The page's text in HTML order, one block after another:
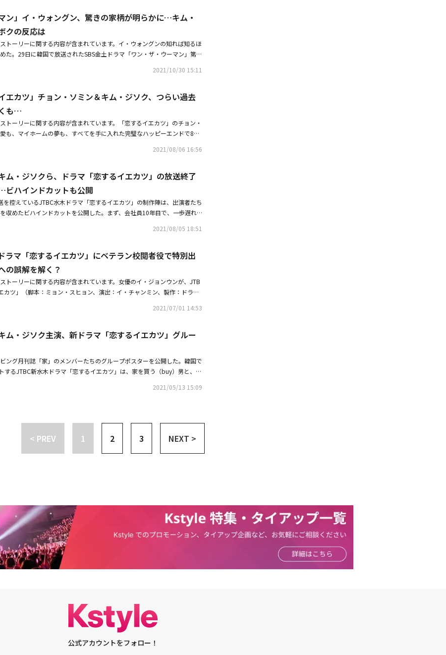
模範タクシー2」）、キム・テリ（「悪鬼」）◆最優秀演技賞シーズン制ド
・ソンギョン（「浪漫ドクターキム・サブ3」）◆最優秀演技賞ミニシリ
ン、キム・ユジョン（「マイ・デーモン」）◆最優秀演技賞ミニシリー
パク・ソンウン（「国民死刑投票」）、ムン・チェウォン（「ペイバック
・ジェハ、ピョ・イェジン（「模範タクシー2」）◆優秀演技賞 ミニシリ
・ジュン（「7人の脱出」）、ホン・ギョン（「悪鬼」）、イ・ユビ
ン・ソンギュ（「悪鬼」）◆今年のチーム：ドルダムズ（「浪漫ドクター
ーズン制ドラマ：ペ・ユラム、チャン・ヒョクジン（「模範タクシー
ファースト・レスポンダーズ 緊急出動チーム」）◆助演ミニシリーズ メ
ォン、ソ・ジョンヨン（「車輪」「マイ・デーモン」）◆助演賞 ミニシ
）、ハン・ジアン（「浪漫ドクターキム・サブ3」）、パク・ソイ（「悪
「模範タクシー2」）◆新人演技賞：カン・ユソク（「ペイバック～金と
ム（「国民死刑投票」）、キム・ドフン（「7人の脱出」）、ヤン・ヘジ
ン（「浪漫ドクターキム・サブ3」）、イ・ホンネ（「浪漫ドクターキ
子のク・ガンモ（チン・ソンギュ）の遺言に従って遺品を孫娘のサニョン
品によって悪鬼に取り憑かれることになる。最後に圧倒的な存在感を誇示
ニョンの父親であり民俗学科の教授ク・ガンモ役で特別出演する。ガンモ
の研究に没頭したせいで、学文の領域から脱したと非難される。このよう
たが、諦めず研究を続けていく。そのような状況で人生をひっくり返す試
のつかない選択をしてしまう。「悪鬼」への手掛かりを握っている唯一の
プレイヤーとして活躍する。同作の制作陣は「今回公開した4人の俳優の
別出演する予定だ。作品の半ばに入ると、みんながびっくりする大物俳優
また「このような完璧なキャスティングラインナップを構築することがで
ウニさんのおかげだ。ベテラン俳優たちが作品のバランスを取ってくれ
かげで、完成度を高めることができた。演技までウェルメイドである韓国
挨拶するのでお楽しみに」とコメントした。本作は、韓国で6月23日金曜
タートする。
ために粘り強く生きてきた悪い母親のチン・ヨンスン役を演じる。豚農場
を育てたチン・ヨンスンは、厳しい生活を引き継がせないために悪い母親
・ドヒョンは予期せぬ事故で子供になってしまった検事の息子チェ・ガン
し、徹底して成功のため突っ走っていた彼は、一日にして幼い子になり、
を見逃すことができない堂々とした性格の人物で、帰ってきた故郷で子供
るが、一途に純愛を捧げる男）のパン・サムシク役を務め、愉快なエネル
、村の住民たちまでびっくりさせる、家でも外でも問題を起こす人物だ。
たちの学校は」などを通じてインパクトを残した彼が、憎むことができな
けの色で表現する。圧倒的な存在感で、劇のもう一つの中心を担うチョ
ンの熱演も注目を集めている。チョン・ウンインは次の大統領になるため
国会議員オ・テス役を、チェ・ムソンはオ・テス（チョン・ウンイン）と
ェ・ガンホを利用するウビョクグループの会長ソン・ウビョク役を務めて
ク（ユ・インス）の母パク氏役を、キム・ウォネはチョウ里の色んな出来
務めてコミカルな演技を披露する。各作品ごとに助演の役割をしっかりと
ンヨンは、パク氏（ソ・イスク）の夫でありチョウ里のブレインの青年会
のために自分を犠牲してきたイ・ミジュ（アン・ウンジン）の母チョン氏
る。この以外にも故郷のチョウ里に大規模コンサート会場を立てるという
作曲家のトロット（韓国の演歌）ペクに変身したペク・ヒョンジンの活躍
ターとストーリーが、ストーリーの豊かさを倍増させることが期待されて
快で温かいヒーリングコメディで、これまで見たことがない一風変わった
いと感動を倍増させる出演陣の熱演とシナジー（相乗効果）も楽しみにし
。JTBC新水木ドラマ「良くも、悪くも、だって母親」は全14話で、韓国
この文書1枚でクビになるの？」と怒り「韓国では物議を醸すほど人気検
ゃない。セクハラをした検事もうまくやっているし、昇進が一番早いのは
だ。どうして私だけがクビになるの？」と問い詰めた。するとスンドクは
の味方なのかが最も大事だ。だからお前も財閥のラインになれば良かった
輩として忠告する。これ以上でしゃばるな」と警告した。するとヨンジュ
い、おじさん。検事だったときは検事長の言葉にペコペコしたけれど、今
びにおじさんと呼んだ。そして「喧嘩が一番上手な人って誰なのか知って
って飛びかかる人よ。失うものがないからね。ところが私の検事服を脱
悟しなさい。代価を払わせてもらった後は行政訴訟でここに戻ってくるか
さん」と警告し返した。するとスンドクは「口を開くたびにおじさん、お
誘った。
ン」イ・ウォングン、驚きの家柄が明らかに…キム・
クの反応は
トーリーに関する内容が含まれています。イ・ウォングンの知れば知るほ
た。29日に韓国で放送されたSBS金土ドラマ「ワン・ザ・ウーマン」第1
）の家柄を調査した。この日スンドクは、ユジュンが自分の思い通りに動か
。「アン・ユジュンの家、あまりにも綺麗だ。脱税どころか、ほこり一つ
うものかというと、祖父が模範納税金塔産業勲章をすべてもらった。また
億ウォン（約97億円）の税金を納め、高額納税塔も受けた」という報告
子はなぜ家柄もこうなんだ」と気に入らない顔をした。同じ時刻、スンド
アプリをインストールしたヨンジュの血の繋がっていない叔父ワン・ピル
れを聞いて、ユジュンをヨンジュの夫候補として気に入り、嬉しそうな笑
2021/10/30 15:11
エカツ」チョン・ソミン＆キム・ジソク、つらい過去
も…
トーリーに関する内容が含まれています。「恋するイエカツ」のチョン・
も、マイホームの夢も、すべてを手に入れた完璧なハッピーエンドで8週
ョン・ソミン）とユ・ジャソン（キム・ジソク）は、本人たちも知らない
ンを極端な選択を考えるほど苦しめた張本人だったことが明らかになった
場で一緒に働いた2人は家族のように過ごし、そんなナ・ヨンウォンの父
めておいたお金を貸した。ナ・ヨンウォンの父も不動産詐欺の被害者だっ
いまま姿を消した彼は、ユ・ジャソンにとってはただの衝撃的な裏切りに
実を知ったナ・ヨンウォンは、ユ・ジャソンと別れることにした。そして
ユ・ジャソンは相変わらず家のあちこちに残っているナ・ヨンウォンの痕
えただけではなく、地域の好材料まで念頭に入れたという彼女は、確実に
恋するイエカツ」の社員にも変化が起きた。シン・ギョム（チョン・ゴン
チャン（ユン・ジオン）、ユク・ミラ（イ・ファギョム）、ケ・ジュヒ
大切な人々を招待できる家を購入した。「恋するイエカツ」の第2号カッ
ートに入居して安らかな新婚生活を楽しんだ。まだ再建築されなかった編
ンウォンとユ・ジャソンは、家（House）に愛（Love）を組み合わせた
家（Home）」を作っていった。2人は、愛もマイホームの夢も手に入れ
迎えた。そうしてここ8週間、視聴者に共感と幸せのエネルギーを与えた
程がまくを。昨今の韓国で暮らす人々の最大の話題、マイホームという現実
トコム（シチュエーションコメディ：一話完結で連続放映されるコメディ
な雰囲気の中で視聴者と疎通した「恋するイエカツ」。ここにはミョン・
共感を引き出す筆力とイ・チャンミン監督のスマートで細密な演出が光を
ーリーは、我々の近くにもありそうな現実を収めて、自然に話題を投げかけ
悪人がない」と予告したイ・チャンミン監督の意図通りに、「恋するイエ
テランだ」と言ったイ・チャンミン監督の自信は、チョン・ソミン、キム・
ロマンチストとして多くの視聴者から熱い支持を集めたキム・ジソク、淡
なったサブ男子主人公チョン・ゴンジュ、一度も笑いを逃さなかった相克
とアン・チャンファン、そして存在だけでも最高だったキム・ウォネま
力を持つキャラクターは、画面の中でリアルな存在感を放った。視聴者も
（ケミストリー、相手との相性）を披露した」と口を揃えて絶賛した。家
ジン会社で働いているが、家に対する価値観はバラバラだった「恋するイ
の姿は俳優本人、または我々とも似ていた。誰かにとっては休める場所で
家に対する哲学は違うとしても、多くの人々が良い家を夢見るのかもしれ
るそこは、良い家ですか？」という質問を投げたナ・ヨンウォンの最後の
2021/08/06 16:56
ム・ジソクら、ドラマ「恋するイエカツ」の放送終了
ビハインドカットも公開
を控えているJTBC水木ドラマ「恋するイエカツ」の制作陣は、出演者たち
収めたビハインドカットを公開した。まず、会社員10年目で、一歩遅れ
ンを演じながら、私と異なる部分を理解し、似たような部分は共感しなが
た。最後まで応援してくださった視聴者の皆さんにも心から感謝していま
らない冷徹な男から、恋人に一途な男性へと変化していったユ・ジャソン
するイエカツ』を撮影していて、本当に幸せでした。暖かい笑顔と多くの
ことができて、とても良かったです。そして、苦労していらっしゃる方々
ができて、嬉しかったです。家は、自分にとってどのような空間で、どの
か、『恋するイエカツ』を通じてもう一度考える機会になればと思いま
ン・ゴンジュ。彼は「本当に長かった撮影を終えて、最終回目前となり、
快な撮影現場で、監督やスタッフ、俳優の方々を通じて演技的に多くのこ
ことができました」と感想を伝えた。続けて「これまで『恋するイエカツ』
に、本当に感謝しています」とし「また、良い作品でご挨拶できるよう、
キム・ウォネ、アン・チャンファンがバトンを受けて、感想を語った。憎
ソンの前だけでは笑顔を見せ続けた、チェ・ゴ役のキム・ウォネも「共演
方々と楽しく撮影できた、とても意味のある作品でした。一緒に撮影できて
カツ』を見てくださり、愛してくださった視聴者の皆さんに心から感謝し
イエカツ」の最終回は、本日（5日）21時より韓国で放送される。
2021/08/05 18:51
ラマ「恋するイエカツ」にベテラン校閲者役で特別出
誤解を解く？
トーリーに関する内容が含まれています。女優のイ・ジョンウンが、JTB
カツ」（脚本：ミョン・スヒョン、演出：イ・チャンミン、製作：ドラマ
されたJTBC「恋するイエカツ」第5話では、月刊家を訪れたスジョンの
、済州島に来て住むように、チェ・ゴ（キム・ウォネ）とナム・サンスン
誘ったが、妨害し続けるヨ・イジュ（チェ・ジョンアン）にイライラし
ないので、ヨ・イジュの文に言いがかりをつけて怒ったが、それはナム・
に戸惑って、気まずそうに席を立つ様子が笑いを誘った。その後、済州島
実が、ヨ・イジュにバレたスジョンは、チェ・ゴ、ヨ・イジュ、ナム・サ
島での暮らしが寂しいと打ち明けた。合コンを提案したチェ・ゴの言葉に
ンの間を取り持つ役割を全うして、今後の展開を期待させた。イ・ジョン
2021/07/01 14:53
ム・ジソク主演、新ドラマ「恋するイエカツ」グルー
ビング月刊誌「家」のメンバーたちのグループポスターを公開した。韓国で
するJTBC新水木ドラマ「恋するイエカツ」は、家を買う（buy）男と、家
を歓迎するリビング雑誌社「家」の社員たちの姿が収められている。様々な
ターのナ・ヨンウォン（チョン・ソミン）と「投資対象にすぎない」と思う
ロー族（一人の時間を楽しむ人々）の写真家シン・ギョム（チョン・ゴン
ところがまさに家」で、平凡な家長で編集長でもあるチェ・ゴ（キム・ウォ
で暮らしている。このように「家」と関連する仕事をしている人々も、
な空間で暮らしていることが分かる。ナ・ヨンウォン、ユ・ジャソン、シ
・イジュ、ナム・サンスン、チャン・チャンら、「恋するイエカツ」の
持っている、家についての考えを視聴者と共有し、その違いから来る多様
「恋するイエカツ」の制作陣は「グループポスターの中で視聴者の皆さん
カツ』の人々も視聴者と同じく、家に対するそれぞれの考えと悩みを抱え
にとって家とはどんな意味ですか』という質問を投げかけ、一緒に共感で
2021/05/13 15:09
< PREV 1 2 3 NEXT >
公式アカウントをフォロー！